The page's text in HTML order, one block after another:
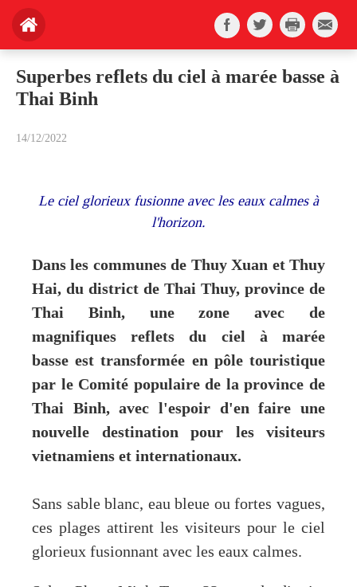
Superbes reflets du ciel à marée basse à
Thai Binh
14/12/2022
Le ciel glorieux fusionne avec les eaux calmes à
l'horizon.
Dans les communes de Thuy Xuan et Thuy
Hai, du district de Thai Thuy, province de
Thai Binh, une zone avec de
magnifiques reflets du ciel à marée
basse est transformée en pôle touristique
par le Comité populaire de la province de
Thai Binh, avec l'espoir d'en faire une
nouvelle destination pour les visiteurs
vietnamiens et internationaux.
Sans sable blanc, eau bleue ou fortes vagues,
ces plages attirent les visiteurs pour le ciel
glorieux fusionnant avec les eaux calmes.